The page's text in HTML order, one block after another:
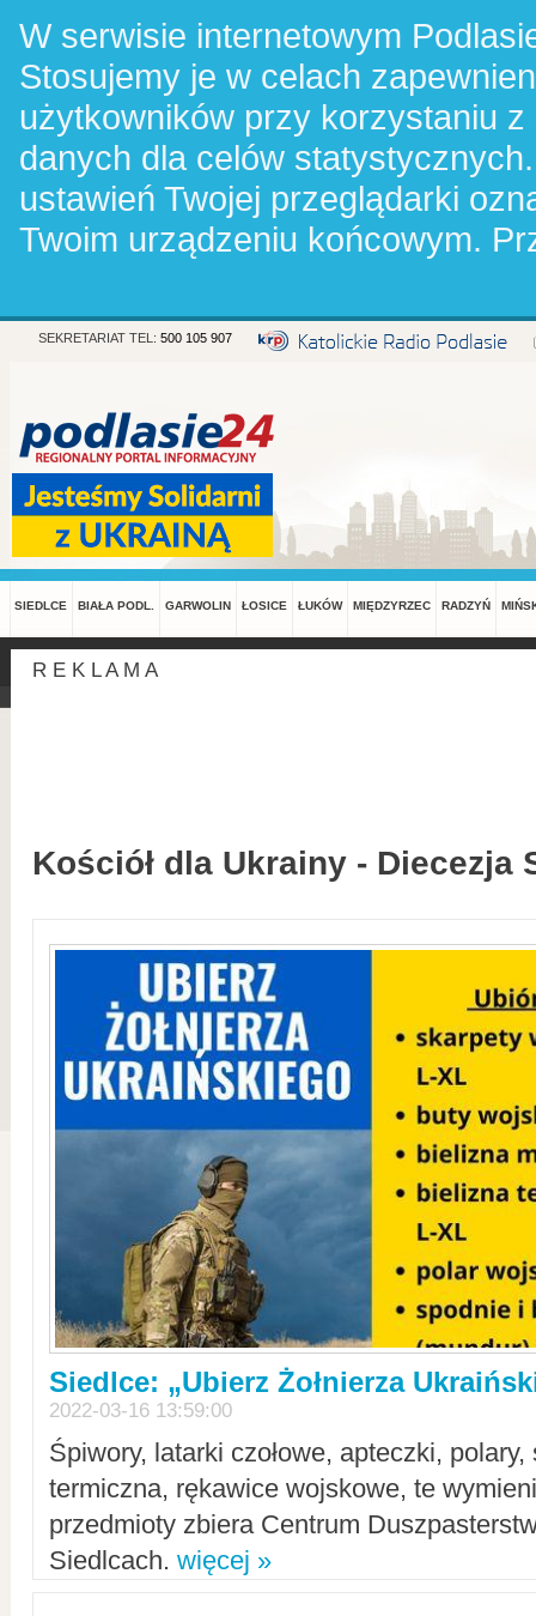
W serwisie internetowym
Stosujemy je w celach
użytkowników przy korzystaniu
danych dla celów
ustawień Twojej przeglądarki
Twoim urządzeniu końcowym.
SEKRETARIAT TEL: 500 105 907
SIEDLCE BIAŁA PODL. GARWOLIN ŁOSICE ŁUKÓW MIĘDZYRZEC RADZYŃ
R E K L A M A
Kościół dla Ukrainy - Diecezja
Siedlce: „Ubierz Żołnierza
2022-03-16 13:59:00
Śpiwory, latarki czołowe, apteczki,
termiczna, rękawice wojskowe, te
przedmioty zbiera Centrum
Siedlcach. więcej »